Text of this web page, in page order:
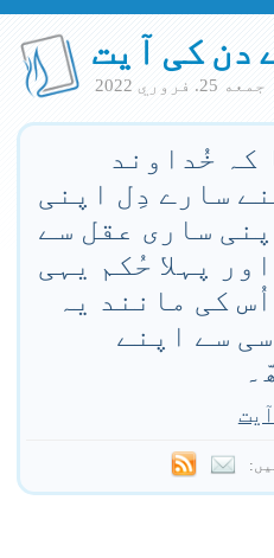
دن کی آیت
جمعه 25. فروري 2022
کہ خُداوند
سارے دِل اپنی
ساری عقل سے
پہلا حُکم یہی
کی مانند یہ
سے اپنے